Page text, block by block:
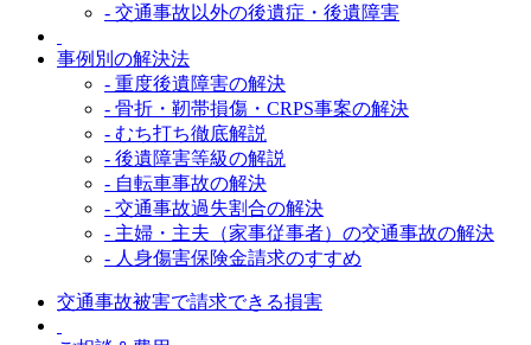
- 交通事故以外の後遺症・後遺障害
事例別の解決法
- 重度後遺障害の解決
- 骨折・靭帯損傷・CRPS事案の解決
- むち打ち徹底解説
- 後遺障害等級の解説
- 自転車事故の解決
- 交通事故過失割合の解決
- 主婦・主夫（家事従事者）の交通事故の解決
- 人身傷害保険金請求のすすめ
交通事故被害で請求できる損害